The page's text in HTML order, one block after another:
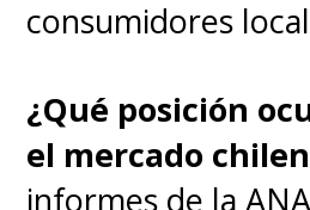
consumidores
¿Qué posición
el mercado
informes de la